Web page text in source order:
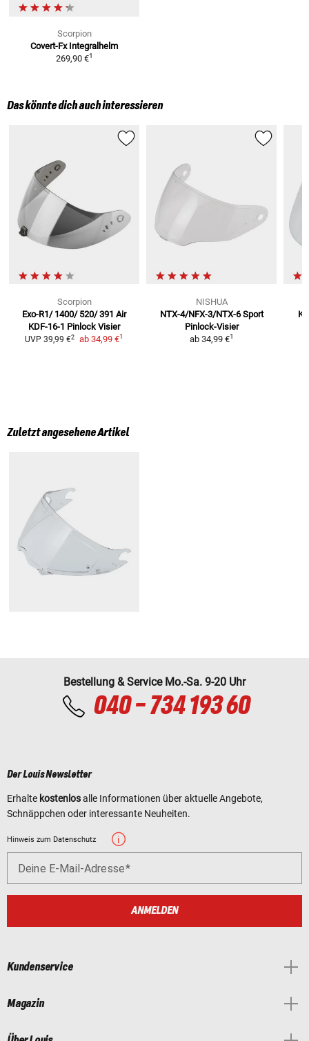
Scorpion
Covert-Fx Integralhelm
269,90 €1
Das könnte dich auch interessieren
Scorpion
Exo-R1/ 1400/ 520/ 391 Air
KDF-16-1 Pinlock Visier
UVP 39,99 €2 ab 34,99 €1
NISHUA
NTX-4/NFX-3/NTX-6 Sport
Pinlock-Visier
ab 34,99 €1
Zuletzt angesehene Artikel
Bestellung & Service Mo.-Sa. 9-20 Uhr
040 - 734 193 60
Der Louis Newsletter
Erhalte kostenlosalle Informationen über aktuelle Angebote,
Schnäppchen oder interessante Neuheiten.
Hinweis zum Datenschutz
Deine E-Mail-Adresse
ANMELDEN
Kundenservice
Magazin